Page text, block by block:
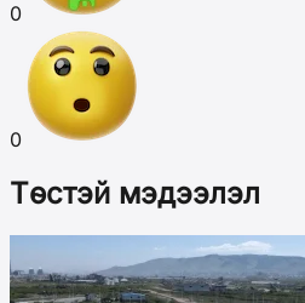
0
0
Төстэй мэдээлэл